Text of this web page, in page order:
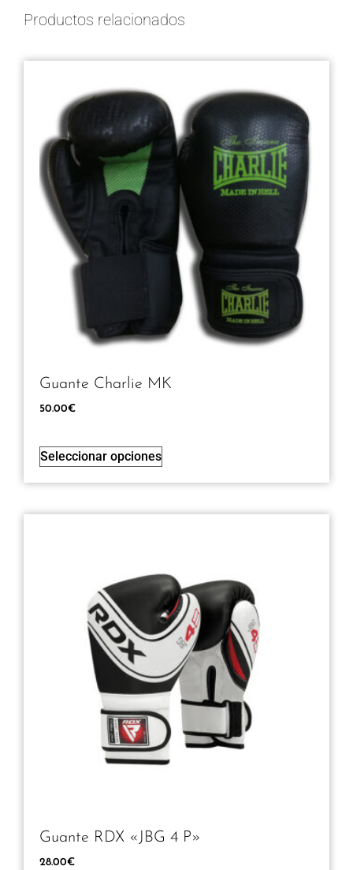
Productos relacionados
Guante Charlie MK
50.00€
Seleccionar opciones
Guante RDX «JBG 4 P»
28.00€